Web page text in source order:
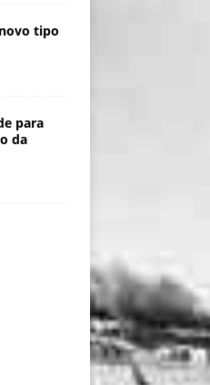
tipo
para
da